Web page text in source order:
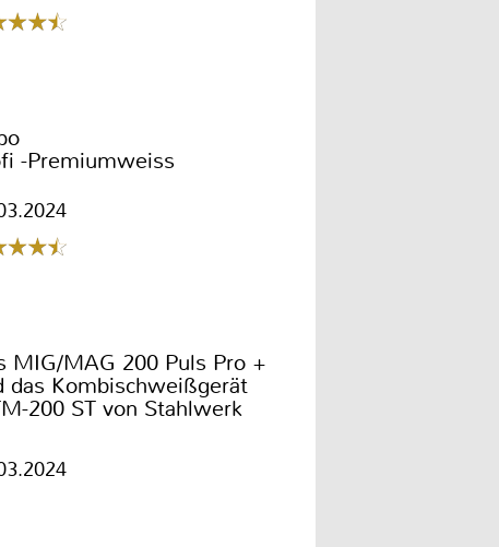
-Premiumweiss
MIG/MAG 200 Puls Pro +
das Kombischweißgerät
200 ST von Stahlwerk